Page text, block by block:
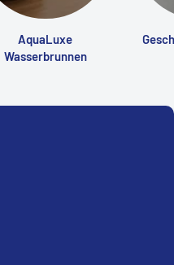
AquaLuxe
Wasserbrunnen